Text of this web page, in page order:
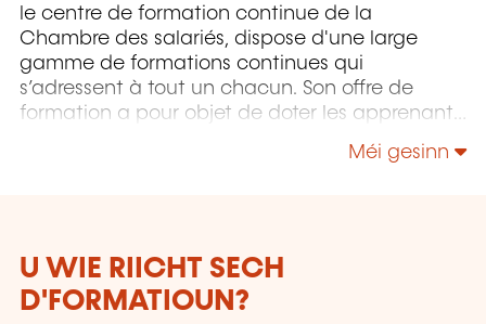
le centre de formation continue de la
Chambre des salariés, dispose d'une large
gamme de formations continues qui
s’adressent à tout un chacun. Son offre de
formation a pour objet de doter les apprenants
pour autant que possible du savoir-faire
approprié pour maîtriser un environnement de
parcours professionnels. Le LLLC propose une
panoplie importante de formations: des cours
du soir; des séminaires, qui peuvent être
Méi gesinn
U WIE RIICHT SECH
D'FORMATIOUN?